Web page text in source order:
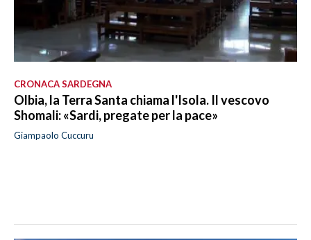
CRONACA SARDEGNA
Olbia, la Terra Santa chiama l'Isola. Il vescovo
Shomali: «Sardi, pregate per la pace»
Giampaolo Cuccuru